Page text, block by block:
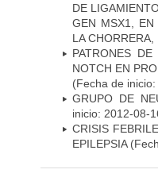
DE
GEN MSX1, EN
LA
PATRONES
NOTCH EN
(Fecha de
GRUPO DE
inicio: 2012-08-
CRISIS
EPILEPSIA